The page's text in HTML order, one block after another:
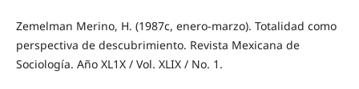
Zemelman Merino, H. (1987c, enero-marzo). Totalidad como
perspectiva de descubrimiento. Revista Mexicana de
Sociología. Año XL1X / Vol. XLIX / No. 1.